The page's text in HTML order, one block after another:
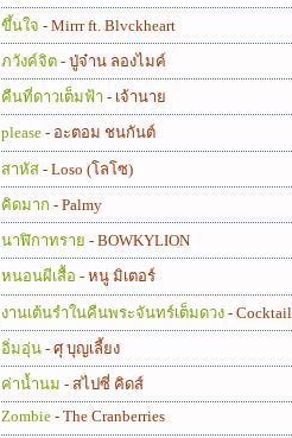
ขึ้นใจ - Mirrr ft. Blvckheart
ภวังค์จิต - ปู่จ๋าน ลองไมค์
คืนที่ดาวเต็มฟ้า - เจ้านาย
please - อะตอม ชนกันต์
สาหัส - Loso (โลโซ)
คิดมาก - Palmy
นาฬิกาทราย - BOWKYLION
หนอนผีเสื้อ - หนู มิเตอร์
งานเต้นรำในคืนพระจันทร์เต็มดวง - Cocktail
อิ่มอุ่น - ศุ บุญเลี้ยง
ค่าน้ำนม - สไปซี่ คิดส์
Zombie - The Cranberries